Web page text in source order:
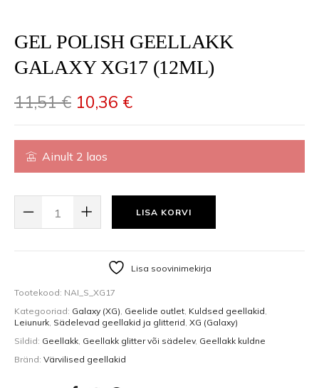
GEL POLISH GEELLAKK
GALAXY XG17 (12ML)
11,51€ Algne hind oli: 11,51 €.
10,36 €Praegune hind on:
Ainult 2 laos
LISA KORVI
Lisa soovinimekirja
Tootekood: NAI_S_XG17
Kategooriad: Galaxy (XG), Geelide outlet, Kuldsed geellakid,
Leiunurk, Sädelevad geellakid ja glitterid, XG (Galaxy)
Sildid: Geellakk, Geellakk glitter või sädelev, Geellakk kuldne
Bränd: Värvilised geellakid